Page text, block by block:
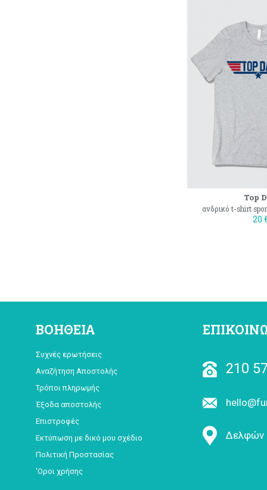
Top
ανδρικό t-shirt
20
ΒΟΗΘΕΙΑ
Συχνές ερωτήσεις
Αναζήτηση Αποστολής
Τρόποι πληρωμής
Έξοδα αποστολής
Επιστροφές
Εκτύπωση με δικό μου σχέδιο
Πολιτική Προστασίας
'Οροι χρήσης
210
Δελφών